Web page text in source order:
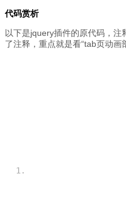
代码赏析
以下是jquery插件的原代码，
了注释，重点就是看“tab页动画